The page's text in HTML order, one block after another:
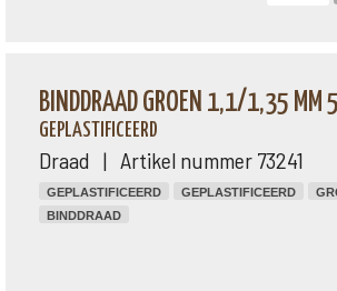
BINDDRAAD GROEN 1,1/1,35 MM
GEPLASTIFICEERD
Draad | Artikel nummer 73241
GEPLASTIFICEERD GEPLASTIFICEERD
BINDDRAAD